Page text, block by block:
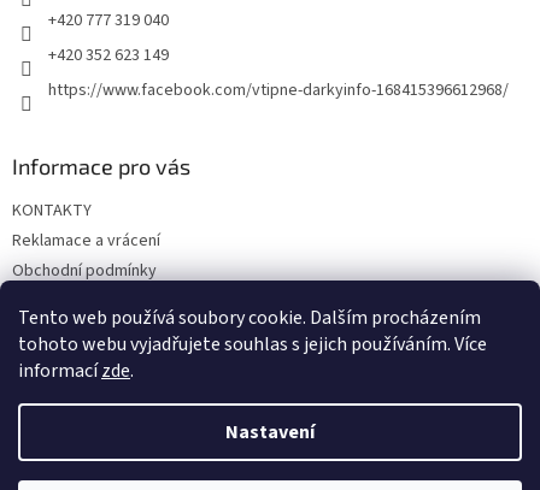
Tento web používá soubory cookie. Dalším procházením
tohoto webu vyjadřujete souhlas s jejich používáním. Více
informacízde.
Nastavení
+420 777 319 040
+420 352 623 149
https://www.facebook.com/vtipne-darkyinfo-168415396612968/
Informace pro vás
KONTAKTY
Reklamace a vrácení
Obchodní podmínky
Doprava a platba
Vytvořil Shoptet